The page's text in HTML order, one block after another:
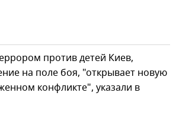
против детей Киев,
на поле боя, "открывает новую
конфликте", указали в